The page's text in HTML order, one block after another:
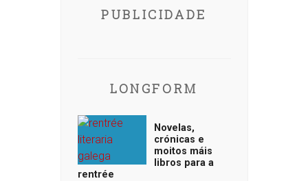
PUBLICIDADE
LONGFORM
Novelas,
crónicas e
moitos máis
libros para a
rentrée